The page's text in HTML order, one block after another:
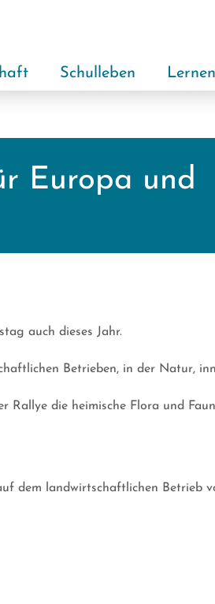
Schulleben Lernen
Europa und
auch dieses Jahr.
Betrieben, in der Natur,
Rallye die heimische Flora und
dem landwirtschaftlichen Betrieb